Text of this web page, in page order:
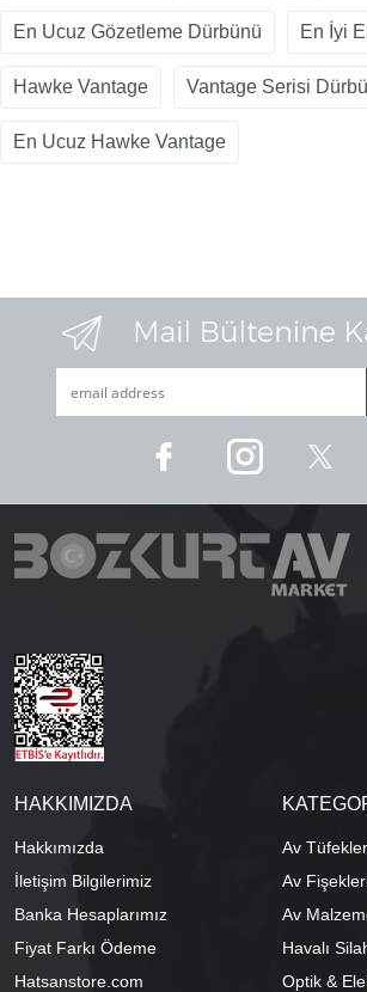
En Ucuz Gözetleme Dürbünü En İyi
Hawke Vantage Vantage Serisi
En Ucuz Hawke Vantage
HAKKIMIZDA
Hakkımızda
İletişim Bilgilerimiz
Banka Hesaplarımız
Fiyat Farkı Ödeme
Hatsanstore.com
Av
Av
Av
Havalı
Optik &